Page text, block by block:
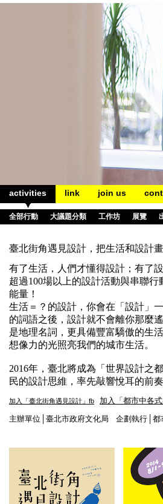
activities link join us
全部行動 大議題分類 工作坊 展覽
臺北街角遇見設計，把生活和設計畫
有了生活，人們才懂得設計；有了
超過100場以上的設計活動與串聯
能量！
生活＝？的設計，你會在「設計」
的詞語之後，設計就不會離你那麼
是地理名詞，更具備豐富驕傲的生
想像力的光照亮我們的城市生活。
2016年，臺北將成為「世界設計之
民的設計思維，率先敲響悅耳的前奏
加入「臺北街角遇見設計」fb
加入「都市中各
主辦單位│臺北市政府文化局 企劃執行│都